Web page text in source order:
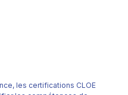
les certifications CLOE